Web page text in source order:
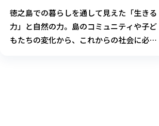
徳之島での暮らしを通して見えた「生きる
力」と自然の力。島のコミュニティや子ど
もたちの変化から、これからの社会に必要